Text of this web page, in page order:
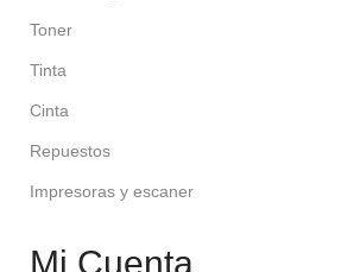
Toner
Tinta
Cinta
Repuestos
Impresoras y escaner
Mi Cuenta